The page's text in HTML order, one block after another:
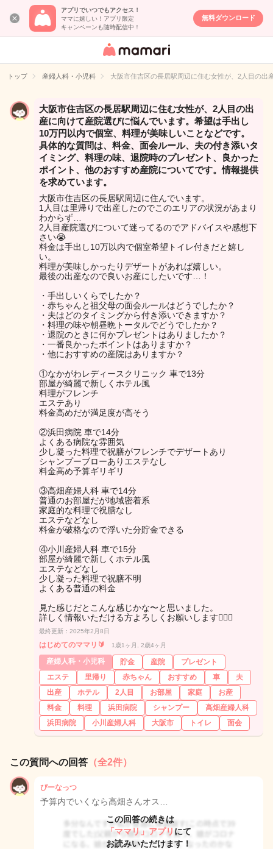
アプリでいつでもアクセス！
ママに嬉しい！アプリ限定
キャンペーンも随時配信中！
無料ダウンロード
女性専用匿名QA
イト
トップ 産婦人科・小児科 大阪市住吉区の長居駅周辺に住む女性が、2人目の
大阪市住吉区の長居駅周辺に住む女性が、2人目の出
産に向けて産院選びに悩んでいます。希望は手出し
10万円以内で個室、料理が美味しいことなどです。
具体的な質問は、料金、面会ルール、夫の付き添いタ
イミング、料理の味、退院時のプレゼント、良かった
ポイント、他のおすすめ産院についてです。情報提供
を求めています。
大阪市住吉区の長居駅周辺に住んでいます。
1人目は里帰りで出産したのでこのエリアの状況があまり
わからず…
2人目産院選びについて迷ってるのでアドバイスや感想下
さい😭
料金は手出し10万以内で個室希望トイレ付きだと嬉し
い。
料理が美味しかったりデザートがあれば嬉しい。
最後の出産なので良いお産にしたいです…！
・手出しいくらでしたか？
・赤ちゃんと祖父母の面会ルールはどうでしたか？
・夫はどのタイミングから付き添いできますか？
・料理の味や朝昼晩トータルでどうでしたか？
・退院のときに何かプレゼントはありましたか？
・一番良かったポイントはありますか？
・他におすすめの産院はありますか？
①なかがわレディースクリニック 車で13分
部屋が綺麗で新しくホテル風
料理がフレンチ
エステあり
料金高めだが満足度が高そう
②浜田病院 車で14分
よくある病院な雰囲気
少し凝った料理で祝膳がフレンチでデザートあり
シャンプーブローありエステなし
料金高め予算ギリギリ
③高畑産婦人科 車で14分
普通のお部屋だが地域密着系
家庭的な料理で祝膳なし
エステなどなし
料金が破格なので浮いた分貯金できる
④小川産婦人科 車で15分
部屋が綺麗で新しくホテル風
エステなどなし
少し凝った料理で祝膳不明
よくある普通の料金
見た感じだとこんな感じかな〜と思いました。
詳しく情報いただける方よろしくお願いします🙇🏻‍♀️
最終更新：2025年2月8日
はじめてのママリ🔰 1歳1ヶ月, 2歳4ヶ月
産婦人科・小児科 貯金 産院
プレゼント
エステ
里帰り 赤ちゃん おすすめ 車
夫
出産
ホテル 2人目 お部屋 家庭
お産
料金
料理 浜田病院 シャンプー
高畑産婦人科
浜田病院
小川産婦人科 大阪市 トイレ 面会
この質問への回答 （全2件）
ぴーなっつ
予算内でいくなら高畑さんオス…
この回答の続きは
「ママリ」アプリ にて
お読みいただけます！